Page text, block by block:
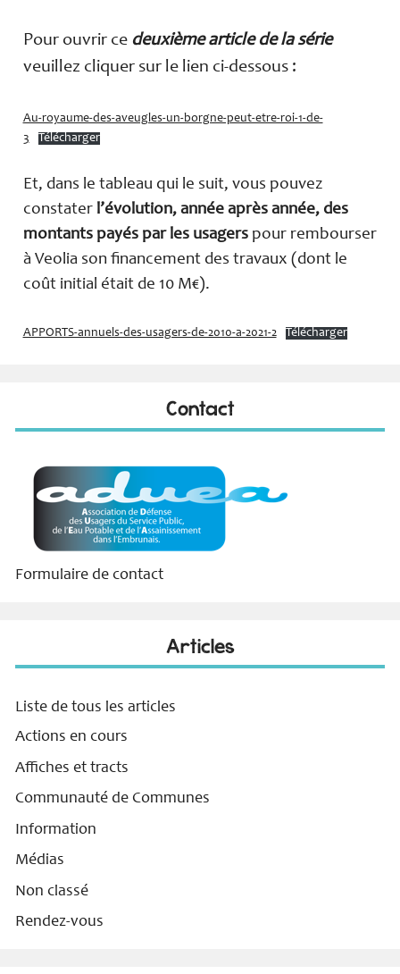
Pour ouvrir ce deuxième article de la série
veuillez cliquer sur le lien ci-dessous :
Au-royaume-des-aveugles-un-borgne-peut-etre-roi-1-de-
3
Télécharger
Et, dans le tableau qui le suit, vous pouvez
constaterl’évolution, année après année, des
montants payés par les usagerspour rembourser
à Veolia son financement des travaux (dont le
coût initial était de 10 M€).
APPORTS-annuels-des-usagers-de-2010-a-2021-2 Télécharger
Contact
Formulaire de contact
Articles
Liste de tous les articles
Actions en cours
Affiches et tracts
Communauté de Communes
Information
Médias
Non classé
Rendez-vous